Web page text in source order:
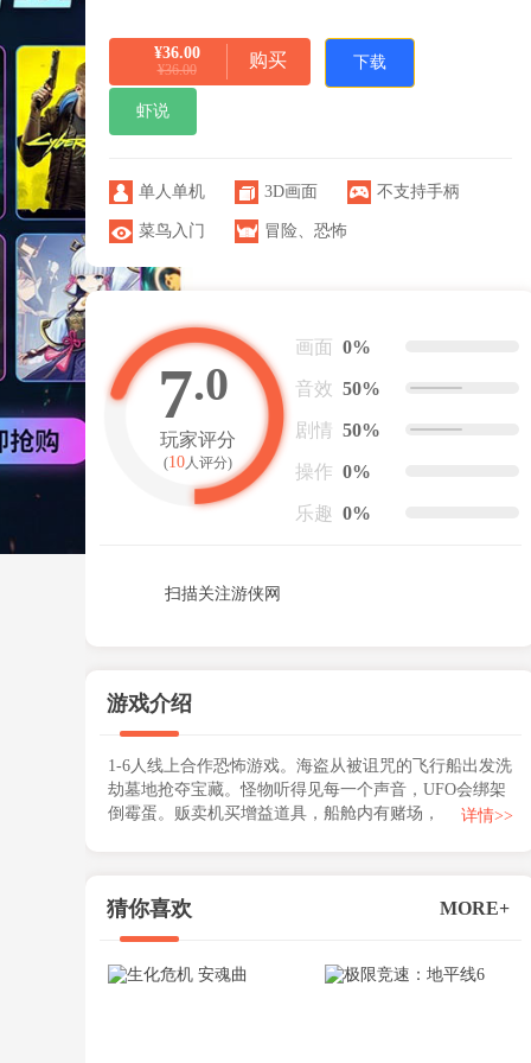
¥36.00
¥36.00 购买 下载
虾说
单人单机 3D画面 不支持手柄
菜鸟入门 冒险、 恐怖
7.0
玩家评分
(10人评分)
画面 0%
音效 50%
剧情 50%
操作 0%
乐趣 0%
扫描关注游侠网
游戏介绍
1-6人线上合作恐怖游戏。海盗从被诅咒的飞行船出发洗
劫墓地抢夺宝藏。怪物听得见每一个声音，UFO会绑架
倒霉蛋。贩卖机买增益道具，船舱内有赌场，与好...详情>>
猜你喜欢 MORE+